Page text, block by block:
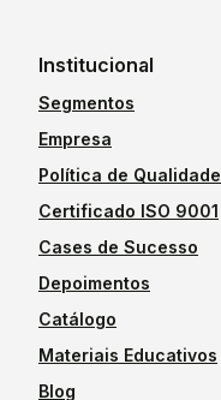
Institucional
Segmentos
Empresa
Política de Qualidade
Certificado ISO 9001
Cases de Sucesso
Depoimentos
Catálogo
Materiais Educativos
Blog